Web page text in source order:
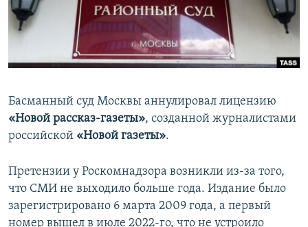
ПОБЕДИТЕЛЕЙ НЕ СУДЯТ?
КРЫМ.НЕПОКОРЕННЫЙ
ELIFBE
ПРИСОЕДИНЯЙТЕСЬ!
Все сайты RFE/RL
Басманный суд Москвы аннулировал лицензию
«Новой рассказ-газеты», созданной журналистами
российской «Новой газеты».
Претензии у Роскомнадзора возникли из-за того,
что СМИ не выходило больше года. Издание было
зарегистрировано 6 марта 2009 года, а первый
номер вышел в июле 2022-го, что не устроило